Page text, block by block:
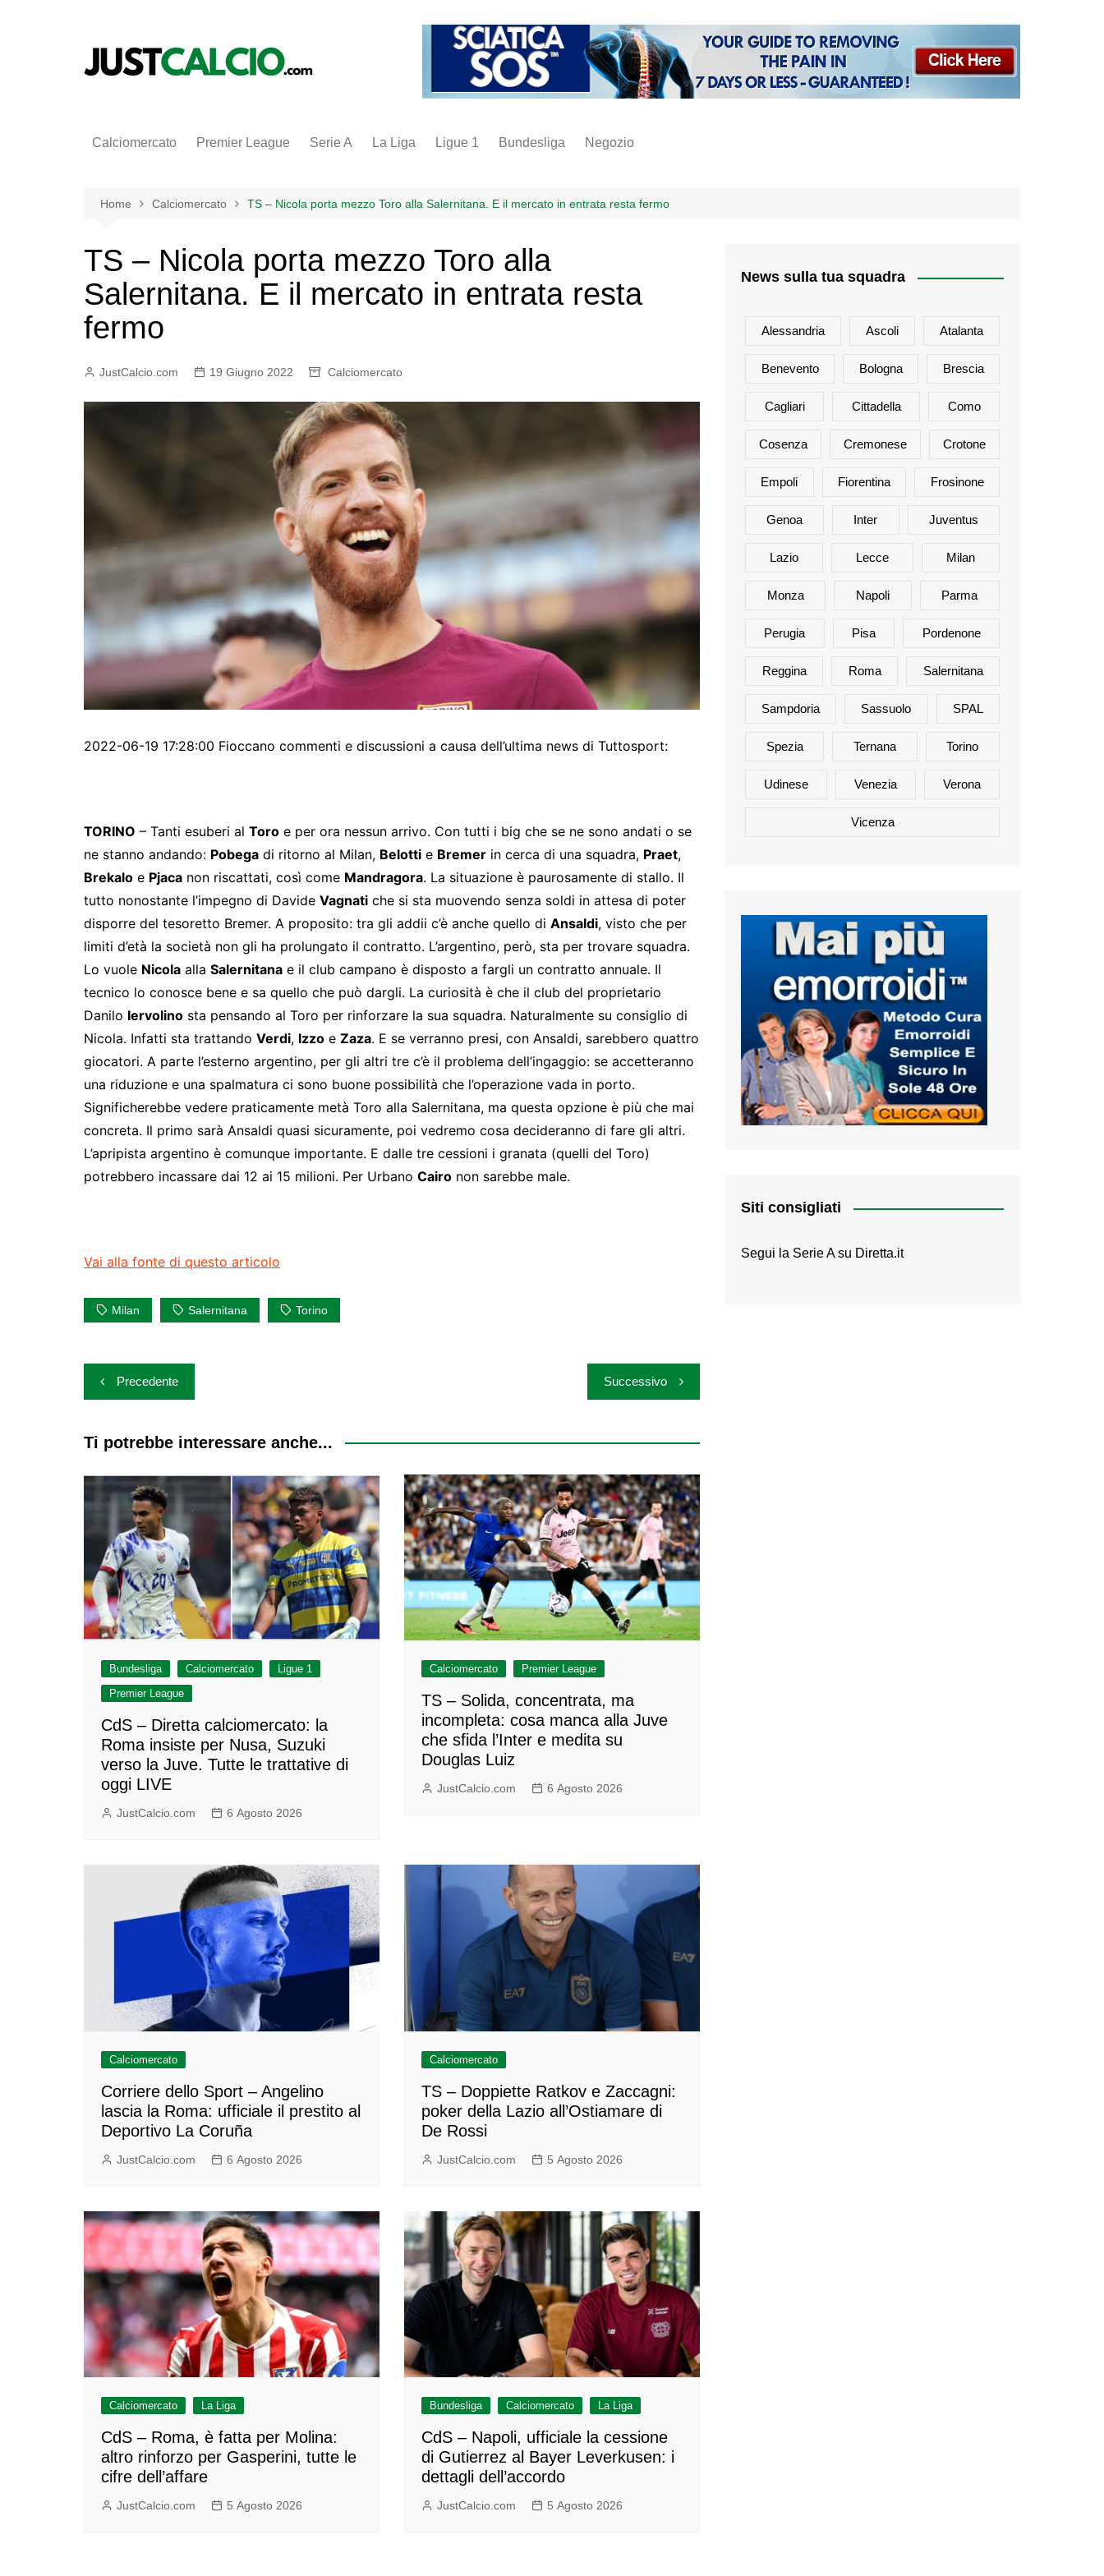
Calciomercato Premier League Serie A La Liga Ligue 1 Bundesliga Negozio
inter
vintage
Home Calciomercato TS – Nicola porta mezzo Toro alla Salernitana. E il mercato in entrata resta fermo
TS – Nicola porta mezzo Toro alla
Salernitana. E il mercato in entrata resta
fermo
JustCalcio.com 19 Giugno 2022 Calciomercato
2022-06-19 17:28:00 Fioccano commenti e discussioni a causa dell’ultima news di Tuttosport:
TORINO – Tanti esuberi al Toro e per ora nessun arrivo. Con tutti i big che se ne sono andati o se
ne stanno andando: Pobega di ritorno al Milan, Belotti e Bremer in cerca di una squadra, Praet,
Brekalo e Pjaca non riscattati, così come Mandragora. La situazione è paurosamente di stallo. Il
tutto nonostante l’impegno di Davide Vagnati che si sta muovendo senza soldi in attesa di poter
disporre del tesoretto Bremer. A proposito: tra gli addii c’è anche quello di Ansaldi, visto che per
limiti d’età la società non gli ha prolungato il contratto. L’argentino, però, sta per trovare squadra.
Lo vuole Nicola alla Salernitana e il club campano è disposto a fargli un contratto annuale. Il
tecnico lo conosce bene e sa quello che può dargli. La curiosità è che il club del proprietario
Danilo Iervolino sta pensando al Toro per rinforzare la sua squadra. Naturalmente su consiglio di
Nicola. Infatti sta trattando Verdi, Izzo e Zaza. E se verranno presi, con Ansaldi, sarebbero quattro
giocatori. A parte l’esterno argentino, per gli altri tre c’è il problema dell’ingaggio: se accetteranno
una riduzione e una spalmatura ci sono buone possibilità che l’operazione vada in porto.
Significherebbe vedere praticamente metà Toro alla Salernitana, ma questa opzione è più che mai
concreta. Il primo sarà Ansaldi quasi sicuramente, poi vedremo cosa decideranno di fare gli altri.
L’apripista argentino è comunque importante. E dalle tre cessioni i granata (quelli del Toro)
potrebbero incassare dai 12 ai 15 milioni. Per Urbano Cairo non sarebbe male.
Vai alla fonte di questo articolo
Milan Salernitana Torino
Navigazione
articoli
Precedente Successivo
Ti potrebbe interessare anche...
Bundesliga Calciomercato
Ligue 1
Premier League
CdS – Diretta calciomercato: la
Roma insiste per Nusa, Suzuki
verso la Juve. Tutte le trattative di
oggi LIVE
JustCalcio.com 6 Agosto 2026
Calciomercato Premier League
TS – Solida, concentrata, ma
incompleta: cosa manca alla Juve
che sfida l’Inter e medita su
Douglas Luiz
JustCalcio.com 6 Agosto 2026
Calciomercato
Corriere dello Sport – Angelino
lascia la Roma: ufficiale il prestito al
Deportivo La Coruña
JustCalcio.com 6 Agosto 2026
Calciomercato
TS – Doppiette Ratkov e Zaccagni:
poker della Lazio all’Ostiamare di
De Rossi
JustCalcio.com 5 Agosto 2026
Calciomercato La Liga
CdS – Roma, è fatta per Molina:
altro rinforzo per Gasperini, tutte le
cifre dell’affare
JustCalcio.com 5 Agosto 2026
Bundesliga Calciomercato La Liga
CdS – Napoli, ufficiale la cessione
di Gutierrez al Bayer Leverkusen: i
dettagli dell’accordo
JustCalcio.com 5 Agosto 2026
News sulla tua squadra
Alessandria Ascoli Atalanta
Benevento Bologna Brescia
Cagliari Cittadella Como
Cosenza Cremonese Crotone
Empoli Fiorentina Frosinone
Genoa Inter Juventus
Lazio Lecce Milan
Monza Napoli Parma
Perugia Pisa Pordenone
Reggina Roma Salernitana
Sampdoria Sassuolo SPAL
Spezia Ternana Torino
Udinese Venezia Verona
Vicenza
Siti consigliati
Segui la Serie A su Diretta.it